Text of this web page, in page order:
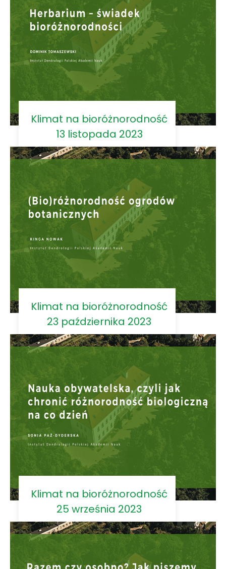
Klimat na bioróżnorodność
13 listopada 2023
Klimat na bioróżnorodność
23 października 2023
Klimat na bioróżnorodność
25 września 2023